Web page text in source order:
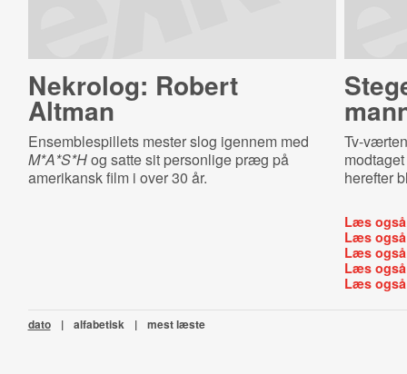
Nekrolog: Robert
Altman
Ensemblespillets mester slog igennem med
M*A*S*Hog satte sit personlige præg på
amerikansk film i over 30 år.
Tv-
herefter
Læs
Læs
Læs
Læs
Læs
dato | alfabetisk | mest læste